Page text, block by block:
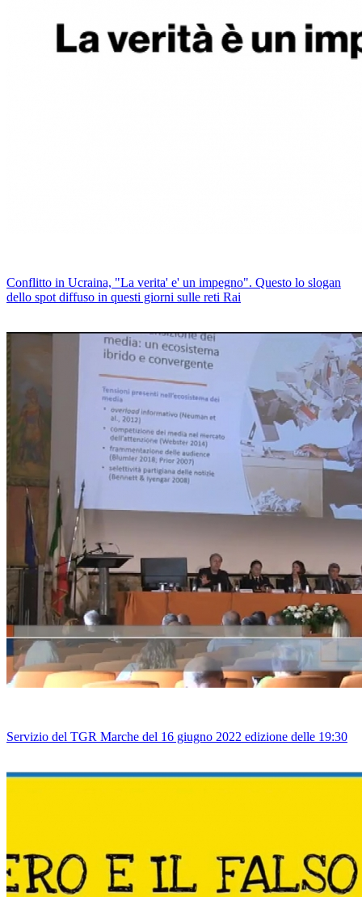
Conflitto in Ucraina, "La verita' e' un impegno". Questo lo slogan
dello spot diffuso in questi giorni sulle reti Rai
Servizio del TGR Marche del 16 giugno 2022 edizione delle 19:30